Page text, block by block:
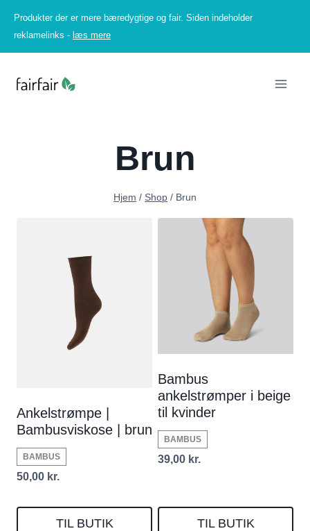
indhold
Produkter der er mere bæredygtige og fair. Siden indeholder
reklamelinks - læs mere
Brun
Hjem / Shop / Brun
Ankelstrømpe |
Bambusviskose | brun
BAMBUS
50,00 kr.
TIL BUTIK
Bambus
ankelstrømper i beige
til kvinder
BAMBUS
39,00 kr.
TIL BUTIK